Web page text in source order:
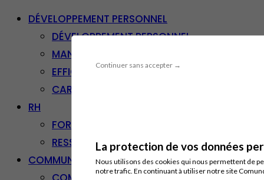
Continuer sans accepter →
La protection de vos données
Nous utilisons des cookies qui nous permettent de
notre trafic. En continuant à utiliser notre site
DÉVELOPPEMENT PERSONNEL
DÉVELOPPEMENT PERSONNEL
MANAGEMENT
EFFICACITÉ PROFESSIONNELLE
CARRIÈRE & RECONVERSION
RH
FORMATION PROFESSIONNELLE
RESSOURCES HUMAINES
COMMUNICATION/DIGITAL